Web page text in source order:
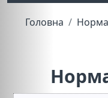
Головна